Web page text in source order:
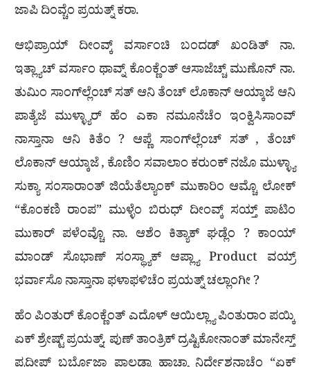
ಜಾಪಿ ದಿಂವ್ಚೆಂ ಪ್ರಯತ್ನ್ ಕರಾ.
ಆಭಿಪ್ರಾಯ್ ದೀಂವ್ಕ್ ವರ್ಸಾಂಚಿ ಬಂದಡ್ ಖಂಡಿತ್ ನಾ.
ಇತ್ಲ್ಯಾಚ್ ವರ್ಸಾಂ ಥಾವ್ನ್ ಕೊಂಕ್ಣೆಂತ್ ಆಸಾಜೆಚ್ಚ್ ಮುಣೊನ್ ನಾ.
ತುಮಿಂ ಸಾಂಗ್‌ಲ್ಲೆಂಚ್ ಸತ್ ಆನಿ ತೆಂಚ್ ಲೊಕಾನ್ ಆಯ್ಕಾಜೆ ಆನಿ
ಪಾತ್ಯೆಜೆ ಮುಳ್ಳ್ಯಾರ್ ಹೆಂ ಎಕಾ ನಮೂನೆಚೆಂ ಇಂಕ್ವಿಸಿಸಾಂವ್
ನಾಸ್ತಾನಾ ಆನಿ ಕಿತೆಂ ? ಆಪ್ಣೆ ಸಾಂಗ್‌ಲ್ಲೆಂಚ್ ಸತ್ , ತೆಂಚ್
ಲೊಕಾನ್ ಆಯ್ಕಾಜೆ , ಕೊಣಿಂ ಸವಾಲಾಂ ಕರುಂಕ್ ನಜೊ ಮುಳ್ಳ್ಯಾ
ಸುಕ್ಯಾ ಸಂಸಾರಾಂತ್ ಜಿಯೆತೆಲ್ಯಾಂಕ್ ಮುಕಾರಿಂ ಆಮ್ಚೊ ಲೋಕ್
“ಕೊಂಕಣಿ ರಾಂಪ” ಮುಳ್ಳೆಂ ಬಿರುಧ್ ದೀಂವ್ಕ್ ಸಯ್ತ್ ಪಾಟಿಂ
ಮುಕಾರ್ ಪಳೆಂವ್ಚೊ ನಾ. ಆಶೆಂ ಕಿತ್ಯಾಕ್ ಘಡ್ಲೆಂ ? ಕಾಂಯ್
ಮಾಂಡ್ ಸೊಭಾಣ್ ಸಂಸ್ಥ್ಯಾಕ್ ಆಪ್ಲ್ಯಾ Product ವಯ್ರ್
ಭರ್ವಾಸೊ ನಾಸ್ತಾನಾ ಫಳಾಫಳಿಚೆಂ ಪ್ರಯತ್ನ್ ಚಲ್ಲಾಂಗೀ ?
ಹೆಂ ಪಿಂತುರ್ ಕೊಂಕ್ಣೆಂತ್ ಎದೊಳ್ ಆಯಿಲ್ಲ್ಯಾ ಪಿಂತುರಾಂ ಪಯ್ಕಿ
ಏಕ್ ಶ್ರೇಷ್ಟ್ ಪ್ರಯತ್ನ್. ಪುಣ್ ತಾಂತ್ರಿಕ್ ದ್ರಷ್ಟಿಕೋನಾಂತ್ ಮಾನೇಸ್ತ್